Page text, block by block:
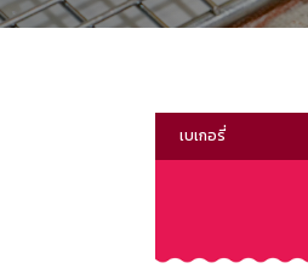
เบเกอรี่